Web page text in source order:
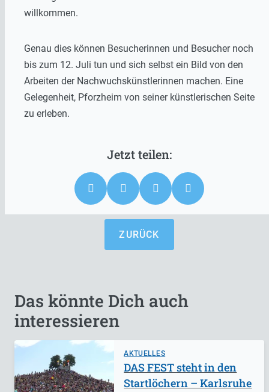
willkommen.
Genau dies können Besucherinnen und Besucher noch
bis zum 12. Juli tun und sich selbst ein Bild von den
Arbeiten der Nachwuchskünstlerinnen machen. Eine
Gelegenheit, Pforzheim von seiner künstlerischen Seite
zu erleben.
ZURÜCK
Das könnte Dich auch
interessieren
AKTUELLES
DAS FEST steht in den
Startlöchern – Karlsruhe